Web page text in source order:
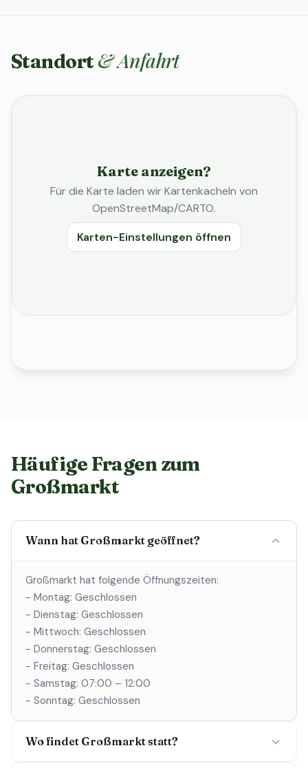
Standort & Anfahrt
Karte anzeigen?
Für die Karte laden wir Kartenkacheln von
OpenStreetMap/CARTO.
Karten-Einstellungen öffnen
Häufige Fragen zum
Großmarkt
Wann hat Großmarkt geöffnet?
Großmarkt hat folgende Öffnungszeiten:
- Montag: Geschlossen
- Dienstag: Geschlossen
- Mittwoch: Geschlossen
- Donnerstag: Geschlossen
- Freitag: Geschlossen
- Samstag: 07:00 – 12:00
- Sonntag: Geschlossen
Wo findet Großmarkt statt?